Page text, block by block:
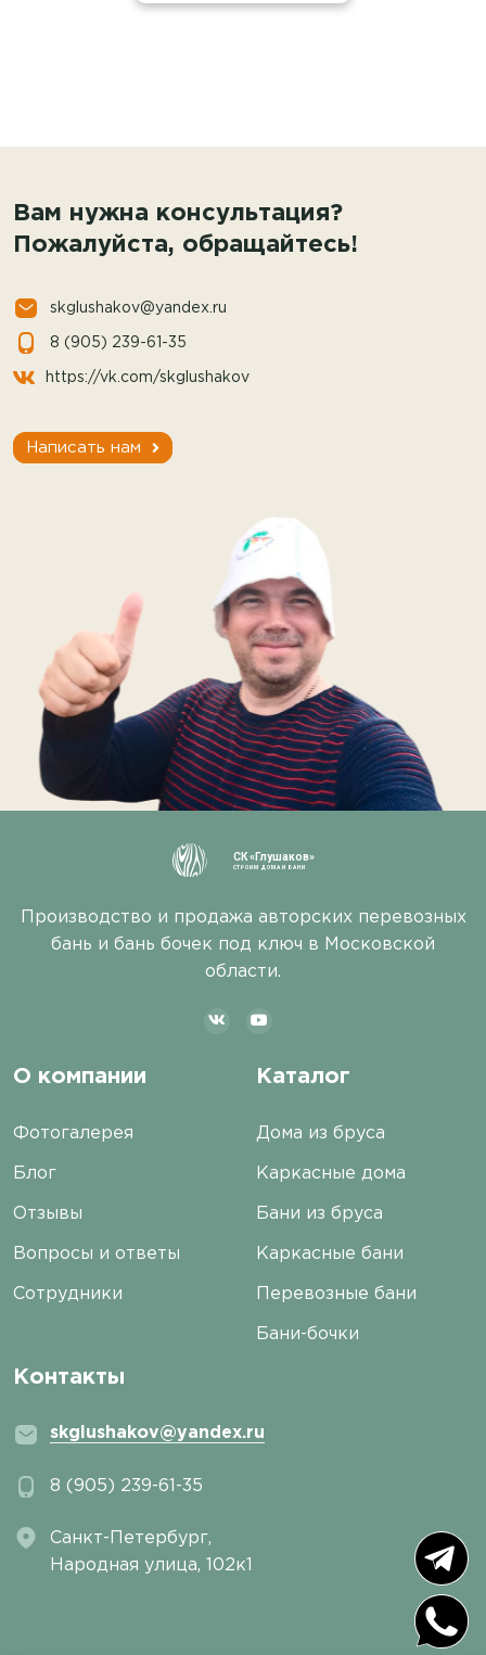
Вам нужна консультация?
Пожалуйста, обращайтесь!
skglushakov@yandex.ru
8 (905) 239-61-35
https://vk.com/skglushakov
Написать нам
СК «Глушаков»
СТРОИМ ДОМА И БАНИ
Производство и продажа авторских перевозных
бань и бань бочек под ключ в Московской
области.
О компании
Фотогалерея
Блог
Отзывы
Вопросы и ответы
Сотрудники
Каталог
Дома из бруса
Каркасные дома
Бани из бруса
Каркасные бани
Перевозные бани
Бани-бочки
Контакты
skglushakov@yandex.ru
8 (905) 239-61-35
Санкт-Петербург,
Народная улица, 102к1